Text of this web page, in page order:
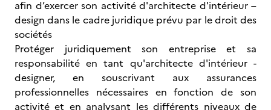
afin d’exercer son activité d'architecte d'intérieur –
design dans le cadre juridique prévu par le droit des
sociétés
Protéger juridiquement son entreprise et sa
responsabilité en tant qu'architecte d'intérieur -
designer, en souscrivant aux assurances
professionnelles nécessaires en fonction de son
activité et en analysant les différents niveaux de